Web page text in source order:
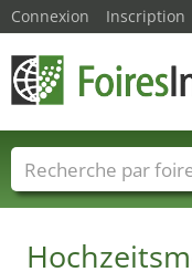
Connexion Inscription
Foire noms